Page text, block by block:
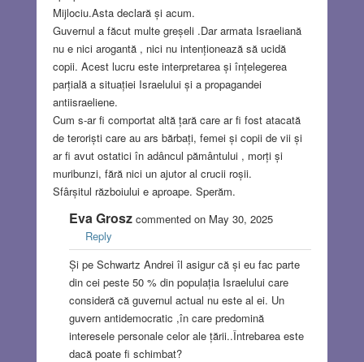
Mijlociu.Asta declară și acum.
Guvernul a făcut multe greșeli .Dar armata Israeliană
nu e nici arogantă , nici nu intenționează să ucidă
copii. Acest lucru este interpretarea și înțelegerea
parțială a situației Israelului și a propagandei
antiisraeliene.
Cum s-ar fi comportat altă țară care ar fi fost atacată
de teroriști care au ars bărbați, femei și copii de vii și
ar fi avut ostatici în adâncul pământului , morți și
muribunzi, fără nici un ajutor al crucii roșii.
Sfârșitul războiului e aproape. Sperăm.
Eva Groszcommented on May 30, 2025
Reply
Și pe Schwartz Andrei îl asigur că și eu fac parte
din cei peste 50 % din populația Israelului care
consideră că guvernul actual nu este al ei. Un
guvern antidemocratic ,în care predomină
interesele personale celor ale țării..Întrebarea este
dacă poate fi schimbat?